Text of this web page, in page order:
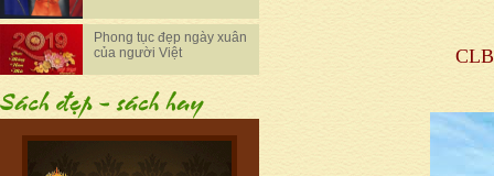
Phong tục đẹp ngày xuân
của người Việt